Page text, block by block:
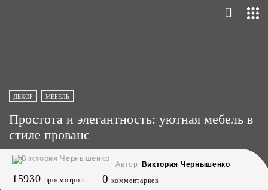
ДЕКОР МЕБЕЛЬ
Простота и элегантность: уютная мебель в
стиле прованс
Автор Виктория Чернышенко
15930 просмотров 0 комментариев